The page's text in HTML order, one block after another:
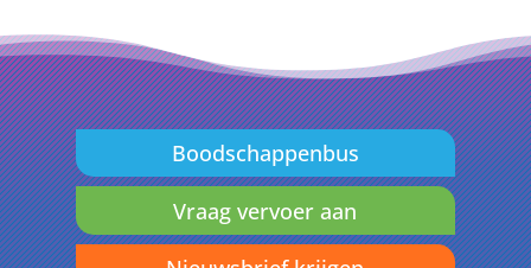
Boodschappenbus
Vraag vervoer aan